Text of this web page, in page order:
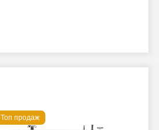
Топ продаж